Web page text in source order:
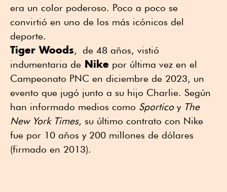
era un color poderoso. Poco a poco se
convirtió en uno de los más icónicos del
deporte.
Tiger Woods, de 48 años, vistió
indumentaria de Nike por última vez en el
Campeonato PNC en diciembre de 2023, un
evento que jugó junto a su hijo Charlie. Según
han informado medios como Sporticoy The
New York Times, su último contrato con Nike
fue por 10 años y 200 millones de dólares
(firmado en 2013).